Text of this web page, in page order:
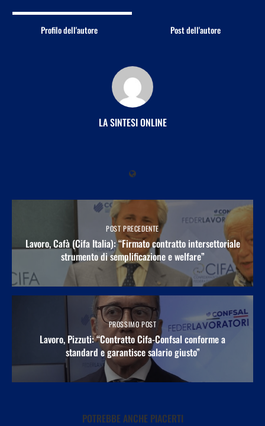
Profilo dell'autore Post dell'autore
LA SINTESI ONLINE
POST PRECEDENTE
Lavoro, Cafà (Cifa Italia): “Firmato contratto intersettoriale
strumento di semplificazione e welfare”
PROSSIMO POST
Lavoro, Pizzuti: “Contratto Cifa-Confsal conforme a
standard e garantisce salario giusto”
POTREBBE ANCHE PIACERTI